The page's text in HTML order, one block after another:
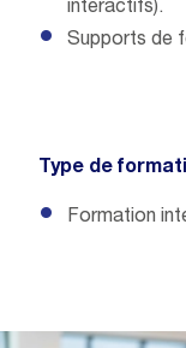
interactifs).
Supports de
Type de
Formation